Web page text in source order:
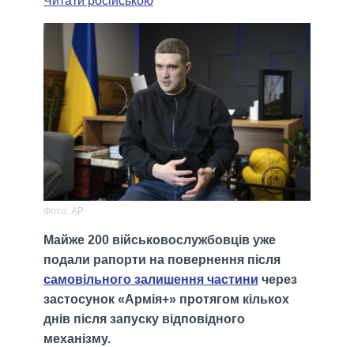
Фото: AP
Майже 200 військовослужбовців уже
подали рапорти на повернення після
самовільного залишення частини через
застосунок «Армія+» протягом кількох
днів після запуску відповідного
механізму.